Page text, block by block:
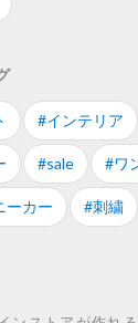
#インテリア
#sale #ワ
ーカー #刺繍